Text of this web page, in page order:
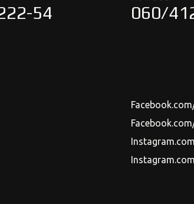
54 060/